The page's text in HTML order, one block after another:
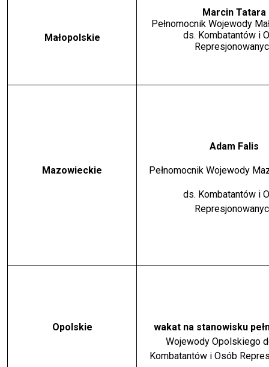
Małopolskie
Marcin Tatara
Pełnomocnik Wojewody
ds. Kombatantów i
Mazowieckie
Adam Falis
Pełnomocnik Wojewody
ds. Kombatantów i
Opolskie
wakat na stanowisku
Wojewody Opolskiego
Kombatantów i Osób